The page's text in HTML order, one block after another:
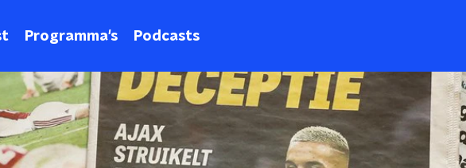
Programma's Podcasts